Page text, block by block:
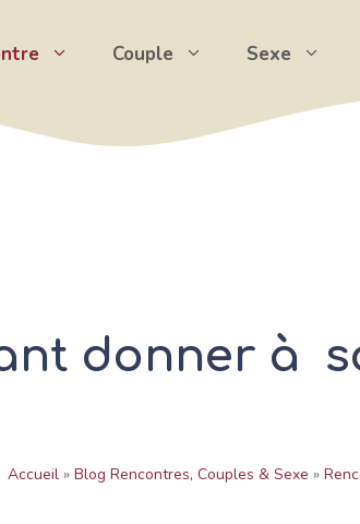
Couple Sexe
donner à
Accueil » Blog Rencontres, Couples & Sexe »